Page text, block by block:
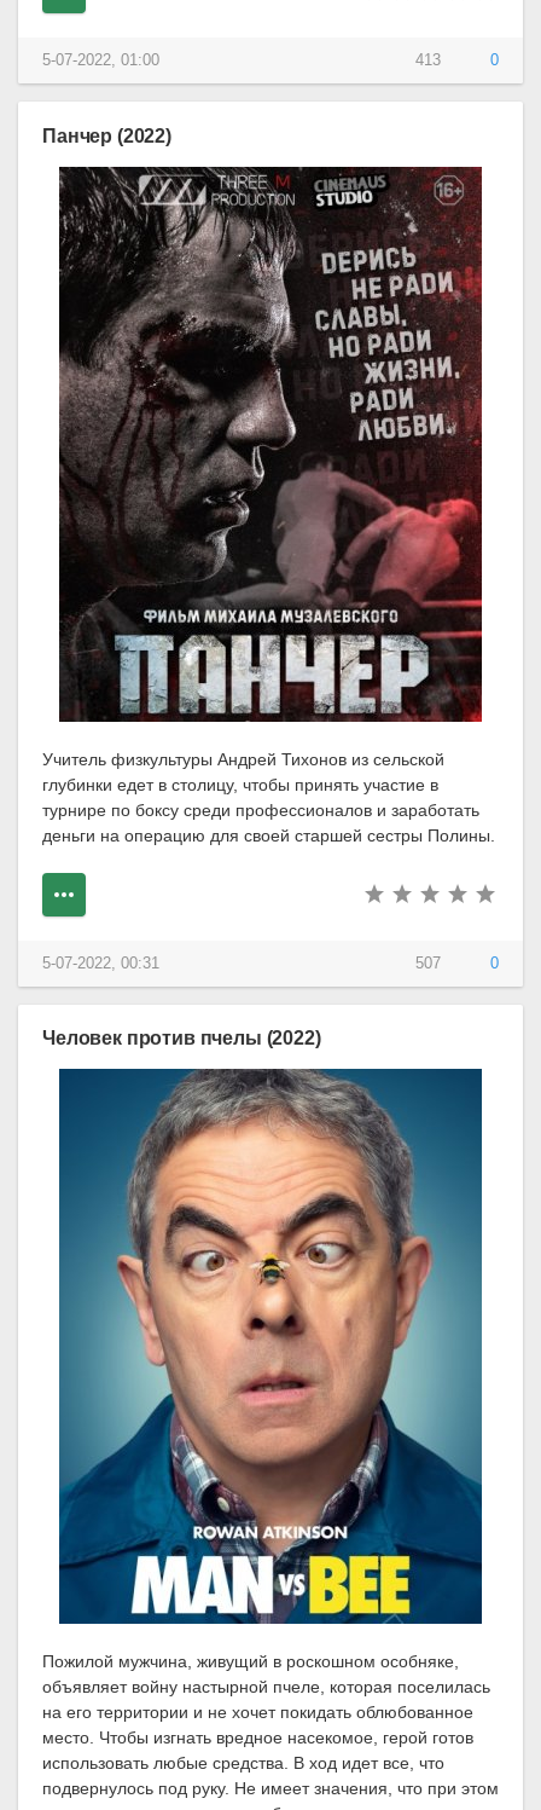
413 0
5-07-2022, 01:00
Панчер (2022)
Учитель физкультуры Андрей Тихонов из сельской
глубинки едет в столицу, чтобы принять участие в
турнире по боксу среди профессионалов и заработать
деньги на операцию для своей старшей сестры Полины.
507 0
5-07-2022, 00:31
Человек против пчелы (2022)
Пожилой мужчина, живущий в роскошном особняке,
объявляет войну настырной пчеле, которая поселилась
на его территории и не хочет покидать облюбованное
место. Чтобы изгнать вредное насекомое, герой готов
использовать любые средства. В ход идет все, что
подвернулось под руку. Не имеет значения, что при этом